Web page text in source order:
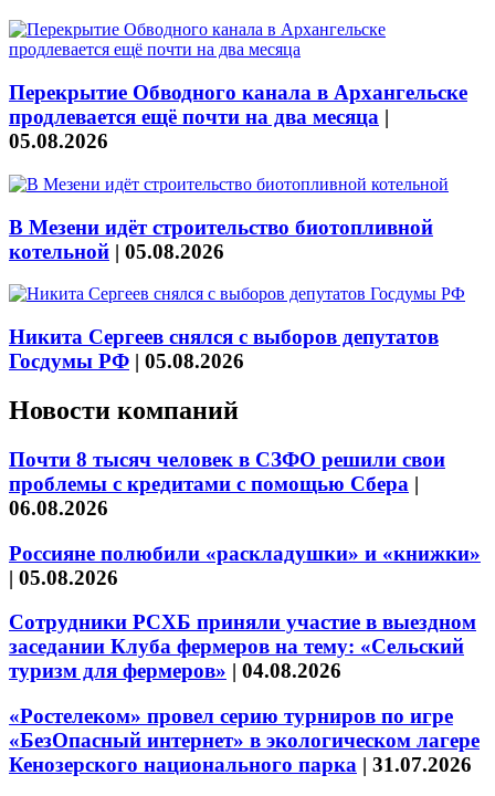
Перекрытие Обводного канала в Архангельске
продлевается ещё почти на два месяца |
05.08.2026
В Мезени идёт строительство биотопливной
котельной | 05.08.2026
Никита Сергеев снялся с выборов депутатов
Госдумы РФ | 05.08.2026
Новости компаний
Почти 8 тысяч человек в СЗФО решили свои
проблемы с кредитами с помощью Сбера |
06.08.2026
Россияне полюбили «раскладушки» и «книжки»
| 05.08.2026
Сотрудники РСХБ приняли участие в выездном
заседании Клуба фермеров на тему: «Сельский
туризм для фермеров» | 04.08.2026
«Ростелеком» провел серию турниров по игре
«БезОпасный интернет» в экологическом лагере
Кенозерского национального парка | 31.07.2026